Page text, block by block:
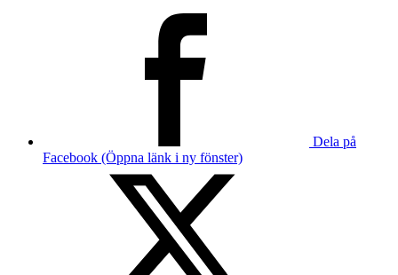
Dela på
Facebook (Öppna länk i ny fönster)